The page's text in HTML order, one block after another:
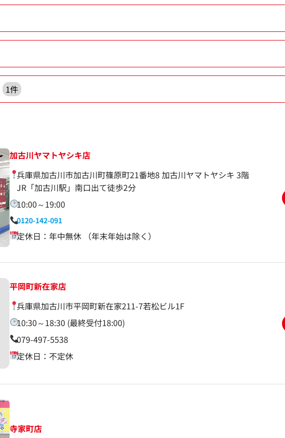
1件
加古川ヤマトヤシキ店
兵庫県加古川市加古川町篠原町21番地8 加古川ヤマトヤシキ 3階
JR「加古川駅」南口出て徒歩2分
10:00～19:00
0120-142-091
定休日：年中無休 （年末年始は除く）
平岡町新在家店
兵庫県加古川市平岡町新在家211-7若松ビル1F
10:30～18:30 (最終受付18:00)
079-497-5538
定休日：不定休
寺家町店